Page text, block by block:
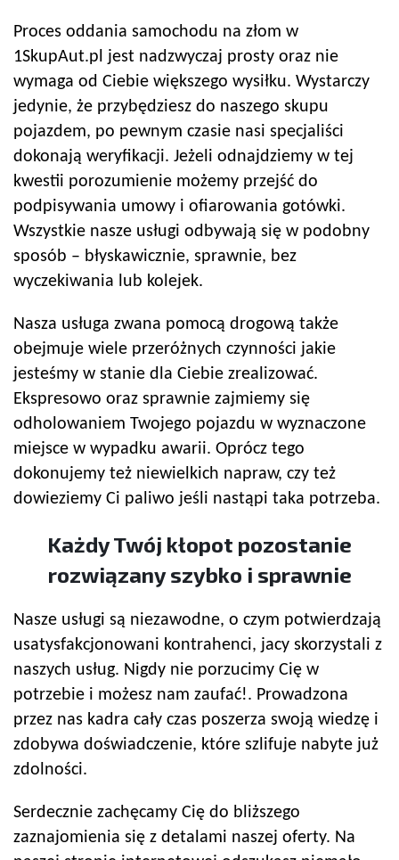
Proces oddania samochodu na złom w
1SkupAut.pl jest nadzwyczaj prosty oraz nie
wymaga od Ciebie większego wysiłku. Wystarczy
jedynie, że przybędziesz do naszego skupu
pojazdem, po pewnym czasie nasi specjaliści
dokonają weryfikacji. Jeżeli odnajdziemy w tej
kwestii porozumienie możemy przejść do
podpisywania umowy i ofiarowania gotówki.
Wszystkie nasze usługi odbywają się w podobny
sposób – błyskawicznie, sprawnie, bez
wyczekiwania lub kolejek.
Nasza usługa zwana pomocą drogową także
obejmuje wiele przeróżnych czynności jakie
jesteśmy w stanie dla Ciebie zrealizować.
Ekspresowo oraz sprawnie zajmiemy się
odholowaniem Twojego pojazdu w wyznaczone
miejsce w wypadku awarii. Oprócz tego
dokonujemy też niewielkich napraw, czy też
dowieziemy Ci paliwo jeśli nastąpi taka potrzeba.
Każdy Twój kłopot pozostanie
rozwiązany szybko i sprawnie
Nasze usługi są niezawodne, o czym potwierdzają
usatysfakcjonowani kontrahenci, jacy skorzystali z
naszych usług. Nigdy nie porzucimy Cię w
potrzebie i możesz nam zaufać!. Prowadzona
przez nas kadra cały czas poszerza swoją wiedzę i
zdobywa doświadczenie, które szlifuje nabyte już
zdolności.
Serdecznie zachęcamy Cię do bliższego
zaznajomienia się z detalami naszej oferty. Na